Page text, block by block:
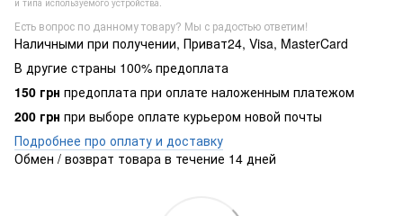
Есть вопрос по данному товару? Мы с радостью ответим!
Наличными при получении, Приват24, Visa, MasterCard
В другие страны 100% предоплата
150 грн предоплата при оплате наложенным платежом
200 грн при выборе оплате курьером новой почты
Подробнее про оплату и доставку
Обмен / возврат товара в течение 14 дней